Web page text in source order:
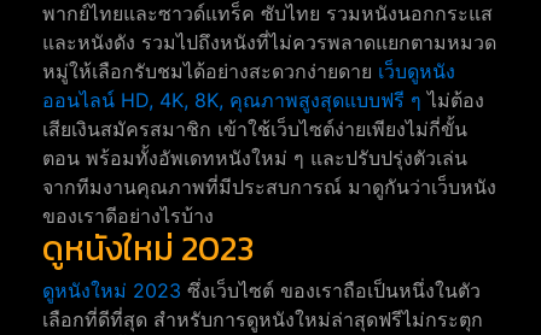
พากย์ไทยและซาวด์แทร็ค ซับไทย รวมหนังนอกกระแส
และหนังดัง รวมไปถึงหนังที่ไม่ควรพลาดแยกตามหมวด
หมู่ให้เลือกรับชมได้อย่างสะดวกง่ายดาย เว็บดูหนัง
ออนไลน์ HD, 4K, 8K, คุณภาพสูงสุดแบบฟรี ๆ ไม่ต้อง
เสียเงินสมัครสมาชิก เข้าใช้เว็บไซต์ง่ายเพียงไม่กี่ขั้น
ตอน พร้อมทั้งอัพเดทหนังใหม่ ๆ และปรับปรุ่งตัวเล่น
จากทีมงานคุณภาพที่มีประสบการณ์ มาดูกันว่าเว็บหนัง
ของเราดีอย่างไรบ้าง
ดูหนังใหม่ 2023
ดูหนังใหม่ 2023 ซึ่งเว็บไซต์ ของเราถือเป็นหนึ่งในตัว
เลือกที่ดีที่สุด สำหรับการดูหนังใหม่ล่าสุดฟรีไม่กระตุก